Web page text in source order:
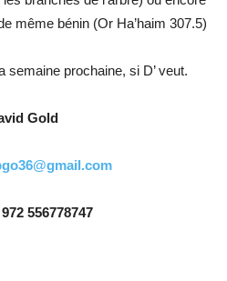
même bénin (Or Ha’haim 307.5)
semaine prochaine, si D’ veut.
Gold
556778747